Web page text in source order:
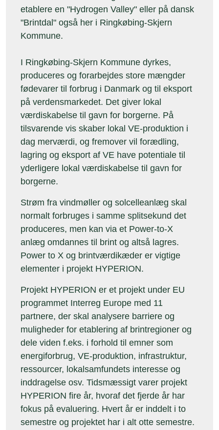
etablere en "Hydrogen Valley" eller på dansk
"Brintdal" også her i Ringkøbing-Skjern
Kommune.
I Ringkøbing-Skjern Kommune dyrkes,
produceres og forarbejdes store mængder
fødevarer til forbrug i Danmark og til eksport
på verdensmarkedet. Det giver lokal
værdiskabelse til gavn for borgerne. På
tilsvarende vis skaber lokal VE-produktion i
dag merværdi, og fremover vil forædling,
lagring og eksport af VE have potentiale til
yderligere lokal værdiskabelse til gavn for
borgerne.
Strøm fra vindmøller og solcelleanlæg skal
normalt forbruges i samme splitsekund det
produceres, men kan via et Power-to-X
anlæg omdannes til brint og altså lagres.
Power to X og brintværdikæder er vigtige
elementer i projekt HYPERION.
Projekt HYPERION er et projekt under EU
programmet Interreg Europe med 11
partnere, der skal analysere barriere og
muligheder for etablering af brintregioner og
dele viden f.eks. i forhold til emner som
energiforbrug, VE-produktion, infrastruktur,
ressourcer, lokalsamfundets interesse og
inddragelse osv. Tidsmæssigt varer projekt
HYPERION fire år, hvoraf det fjerde år har
fokus på evaluering. Hvert år er inddelt i to
semestre og projektet har i alt otte semestre.